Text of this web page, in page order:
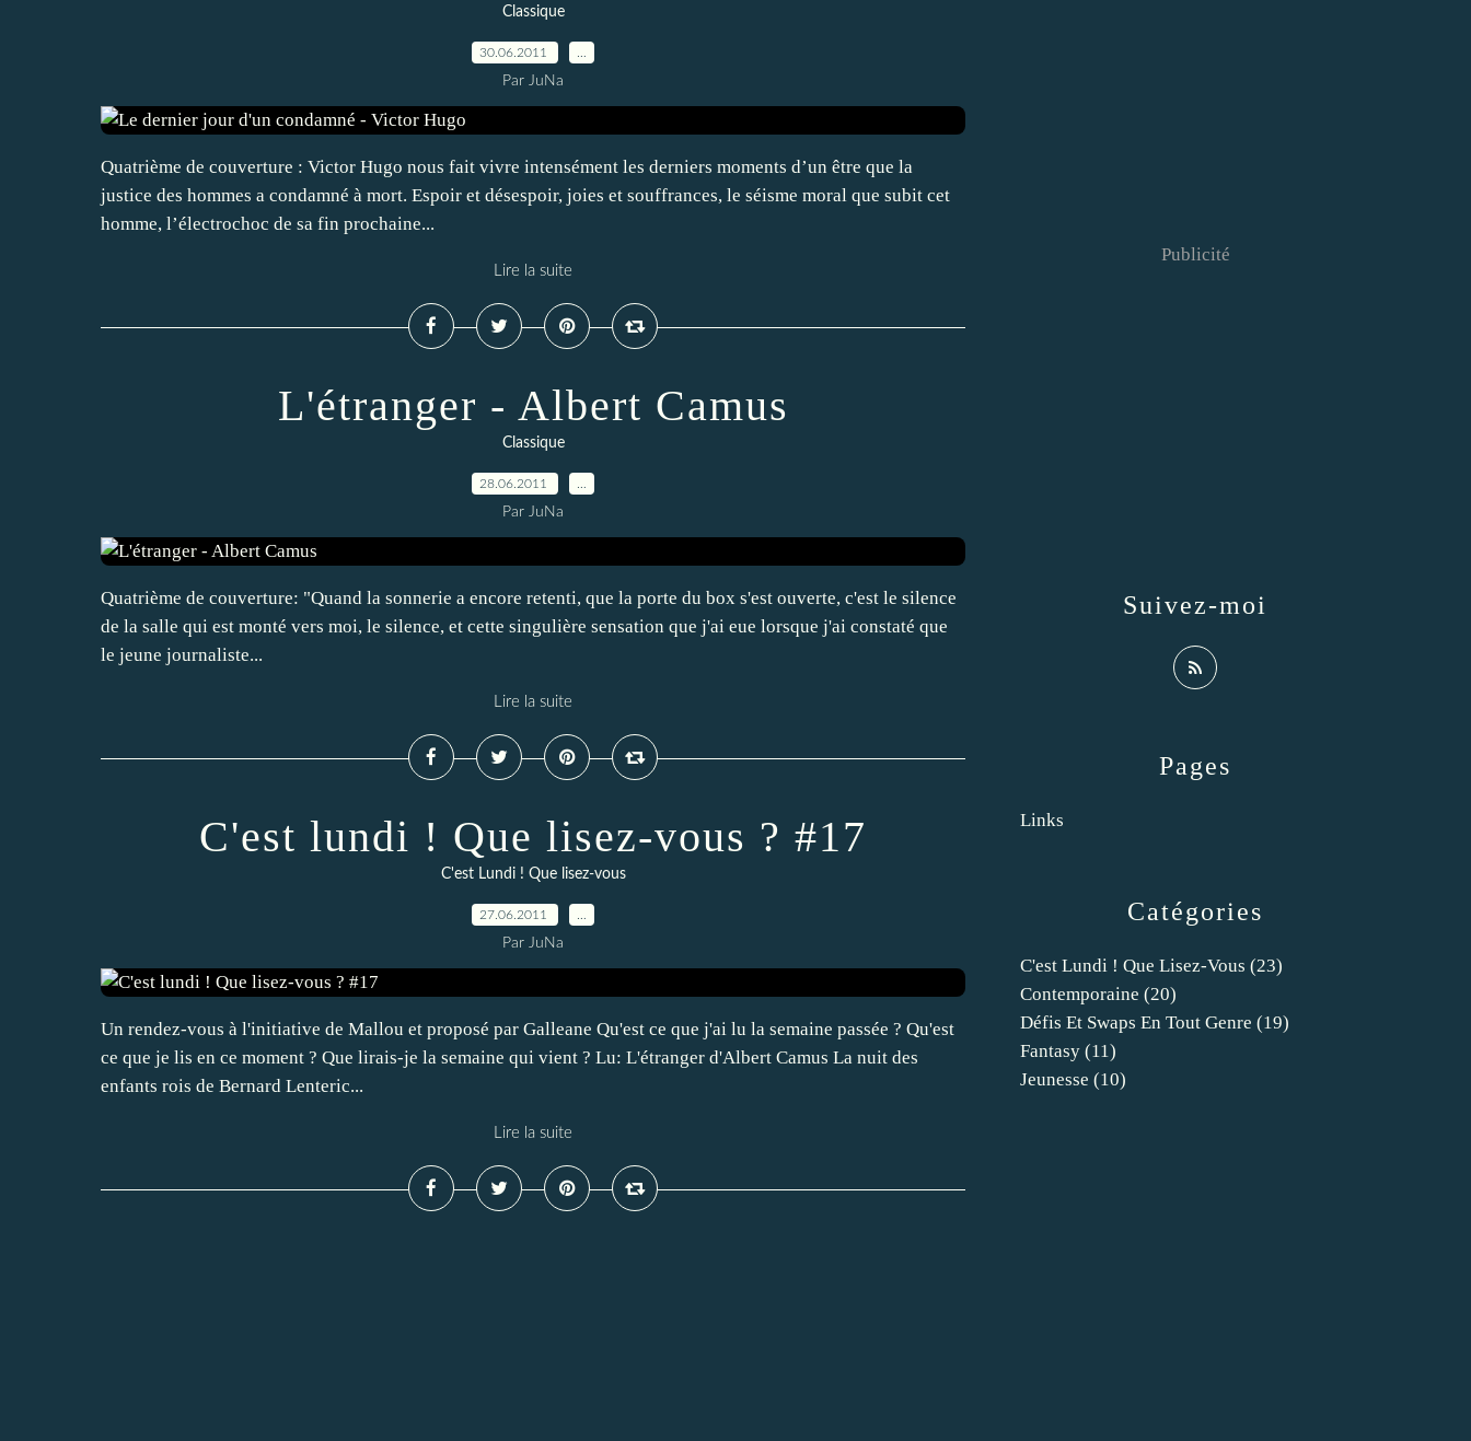
Classique
30.06.2011
Par JuNa
Quatrième de couverture : Victor Hugo nous fait vivre intensément les derniers moments d’un être que la
justice des hommes a condamné à mort. Espoir et désespoir, joies et souffrances, le séisme moral que subit cet
homme, l’électrochoc de sa fin prochaine...
Lire la suite
L'étranger - Albert Camus
Classique
28.06.2011
Par JuNa
Quatrième de couverture: "Quand la sonnerie a encore retenti, que la porte du box s'est ouverte, c'est le silence
de la salle qui est monté vers moi, le silence, et cette singulière sensation que j'ai eue lorsque j'ai constaté que
le jeune journaliste...
Lire la suite
C'est lundi ! Que lisez-vous ? #17
C'est Lundi ! Que lisez-vous
27.06.2011
Par JuNa
Un rendez-vous à l'initiative de Mallou et proposé par Galleane Qu'est ce que j'ai lu la semaine passée ? Qu'est
ce que je lis en ce moment ? Que lirais-je la semaine qui vient ? Lu: L'étranger d'Albert Camus La nuit des
enfants rois de Bernard Lenteric...
Lire la suite
Catégories
C'est Lundi ! Que Lisez-Vous (23)
Contemporaine (20)
Défis Et Swaps En Tout Genre (19)
Fantasy (11)
Jeunesse (10)
Pages
Links
Suivez-moi
Publicité